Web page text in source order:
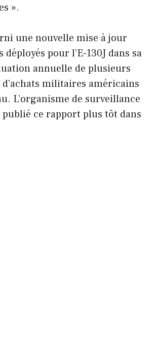
».
une nouvelle mise à jour
pour l’E-130J dans sa
annuelle de plusieurs
militaires américains
L’organisme de surveillance
publié ce rapport plus tôt dans